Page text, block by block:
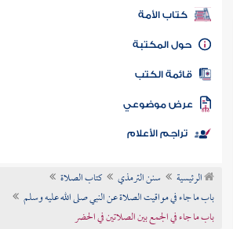
كتب PDF
كتاب الأمة
المكتبة
الكتب
موضوعي
تراجم الأعلام
الرئيسية سنن الترمذي
كتاب الصلاة
باب ما جاء في مواقيت الصلاة عن النبي صلى الله عليه وسلم
باب ما جاء في الجمع بين الصلاتين في الحضر